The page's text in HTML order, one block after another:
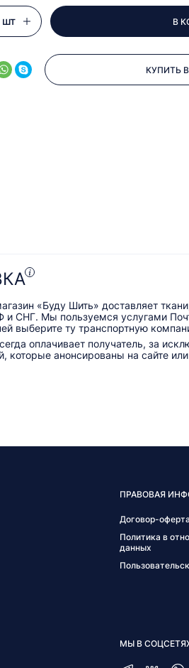
шт В
КУПИТЬ
«Буду Шить» доставляет
и СНГ. Мы пользуемся услугами
выберите ту транспортную
оплачивает получатель, за
которые анонсированы на сайте
ПРАВОВАЯ
Договор-оферта
Политика в
данных
МЫ В